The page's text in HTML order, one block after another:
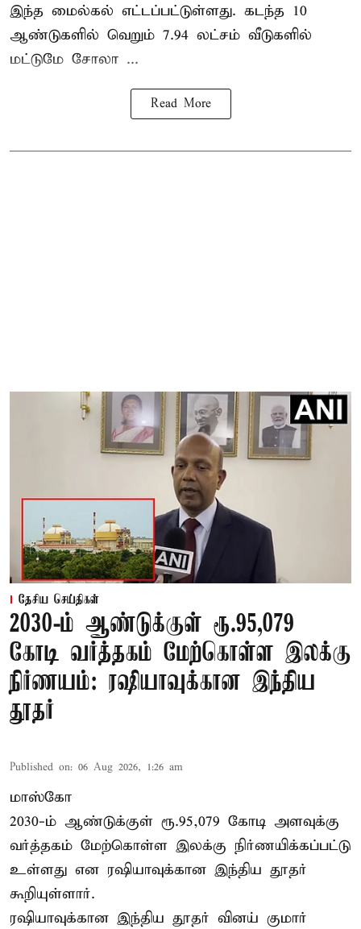
இந்த மைல்கல் எட்டப்பட்டுள்ளது. கடந்த 10
ஆண்டுகளில் வெறும் 7.94 லட்சம் வீடுகளில்
மட்டுமே சோலா ...
Read More
தேசிய செய்திகள்
2030-ம் ஆண்டுக்குள் ரூ.95,079
கோடி வர்த்தகம் மேற்கொள்ள இலக்கு
நிர்ணயம்: ரஷியாவுக்கான இந்திய
தூதர்
Published on: 06 Aug 2026, 1:26 am
மாஸ்கோ
2030-ம் ஆண்டுக்குள் ரூ.95,079 கோடி அளவுக்கு
வர்த்தகம் மேற்கொள்ள இலக்கு நிர்ணயிக்கப்பட்டு
உள்ளது என ரஷியாவுக்கான இந்திய தூதர்
கூறியுள்ளார்.
ரஷியாவுக்கான இந்திய தூதர் வினய் குமார்